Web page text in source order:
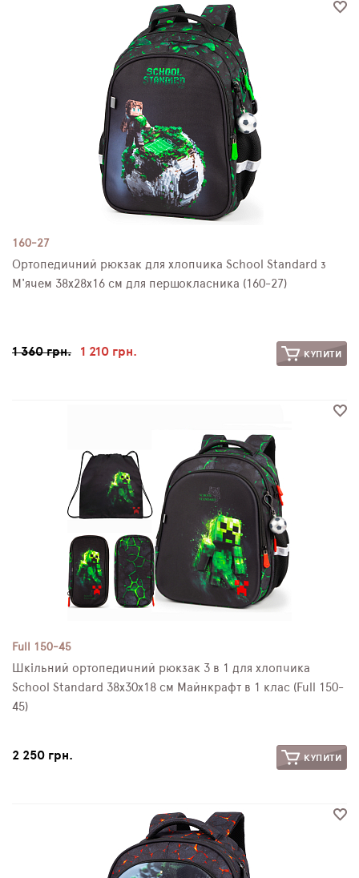
SCHOOL STANDARD
160-27
Ортопедичний рюкзак для хлопчика School Standard з
М'ячем 38х28х16 см для першокласника (160-27)
1 360 грн. 1 210 грн. КУПИТИ
Full 150-45
Шкільний ортопедичний рюкзак 3 в 1 для хлопчика
School Standard 38х30х18 см Майнкрафт в 1 клас (Full 150-
45)
2 250 грн. КУПИТИ